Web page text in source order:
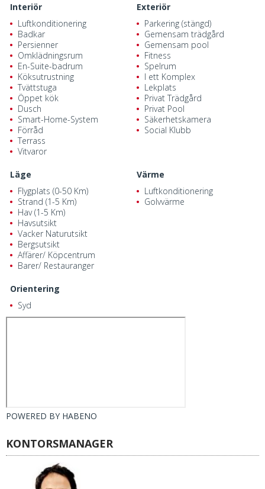
Interiör
Luftkonditionering
Badkar
Persienner
Omklädningsrum
En-Suite-badrum
Köksutrustning
Tvättstuga
Öppet kök
Dusch
Smart-Home-System
Förråd
Terrass
Vitvaror
Exteriör
Parkering (stängd)
Gemensam trädgård
Gemensam pool
Fitness
Spelrum
I ett Komplex
Lekplats
Privat Trädgård
Privat Pool
Säkerhetskamera
Social Klubb
Läge
Flygplats (0-50 Km)
Strand (1-5 Km)
Hav (1-5 Km)
Havsutsikt
Vacker Naturutsikt
Bergsutsikt
Affärer/ Köpcentrum
Barer/ Restauranger
Värme
Luftkonditionering
Golvvärme
Orientering
Syd
POWERED BY HABENO
KONTORSMANAGER